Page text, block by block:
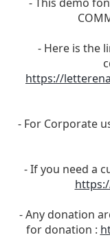
- Here is the
https://
- For Corporate
- If you need a
- Any donation
for donation :